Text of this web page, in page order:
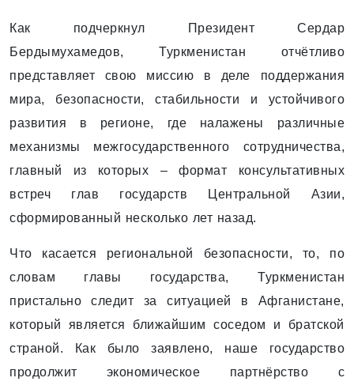
Как подчеркнул Президент Сердар
Бердымухамедов, Туркменистан отчётливо
представляет свою миссию в деле поддержания
мира, безопасности, стабильности и устойчивого
развития в регионе, где налажены различные
механизмы межгосударственного сотрудничества,
главный из которых – формат консультативных
встреч глав государств Центральной Азии,
сформированный несколько лет назад.
Что касается региональной безопасности, то, по
словам главы государства, Туркменистан
пристально следит за ситуацией в Афганистане,
который является ближайшим соседом и братской
страной. Как было заявлено, наше государство
продолжит экономическое партнёрство с